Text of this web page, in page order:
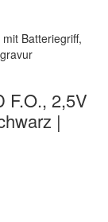
F.O., 2,5V
|